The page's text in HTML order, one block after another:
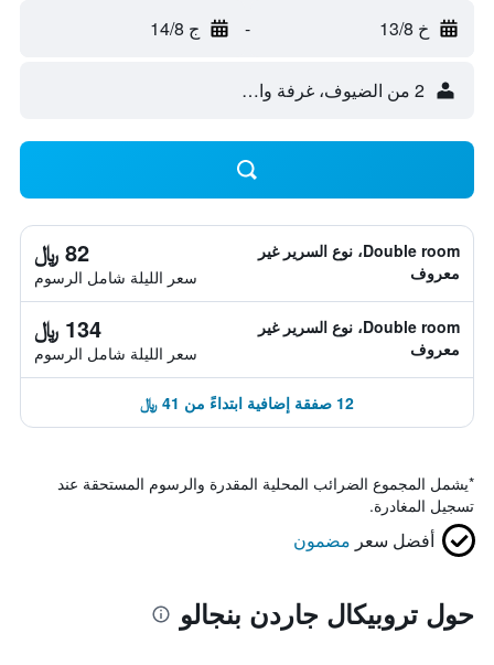
خ 13/8 - ج 14/8
2 من الضيوف، غرفة واحدة
Double room، نوع السرير غير
معروف
82 ﷼
سعر الليلة شامل الرسوم
Double room، نوع السرير غير
معروف
134 ﷼
سعر الليلة شامل الرسوم
12 صفقة إضافية ابتداءً من 41 ﷼
*يشمل المجموع الضرائب المحلية المقدرة والرسوم المستحقة عند
تسجيل المغادرة.
أفضل سعر مضمون
حول تروبيكال جاردن بنجالو